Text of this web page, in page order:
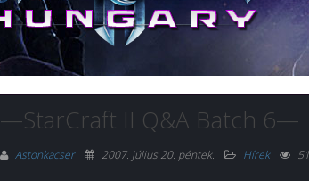
—StarCraft II Q&A Batch 6—
Astonkacser 2007. július 20. péntek. Hírek